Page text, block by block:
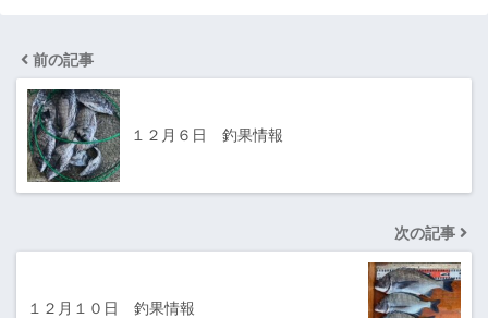
前の記事
１２月６日 釣果情報
次の記事
１２月１０日 釣果情報